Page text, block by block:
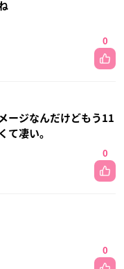
0
ージなんだけどもう11
て凄い。
0
0